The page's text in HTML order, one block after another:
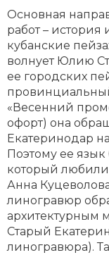
Основная
работ – история
кубанские
волнует Юлию
ее городских
«Весенний
офорт) она
Екатеринодар
Поэтому ее
который любили
Анна
линогравюр
архитектурным
Старый
линогравюра).